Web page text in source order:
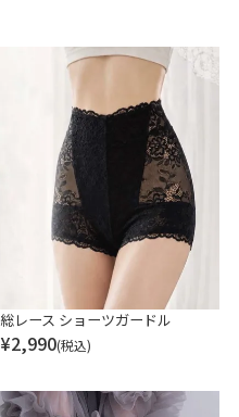
総レース ショーツガードル
¥2,990(税込)